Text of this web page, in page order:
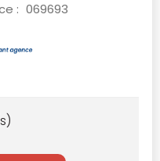
: 069693